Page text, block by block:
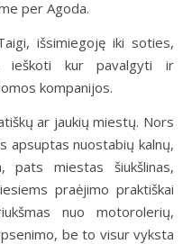
per Agoda.
išsimiegoję iki soties,
ieškoti kur pavalgyti ir
kompanijos.
ar jaukių miestų. Nors
apsuptas nuostabių kalnų,
pats miestas šiukšlinas,
praėjimo praktiškai
nuo motorolerių,
be to visur vyksta